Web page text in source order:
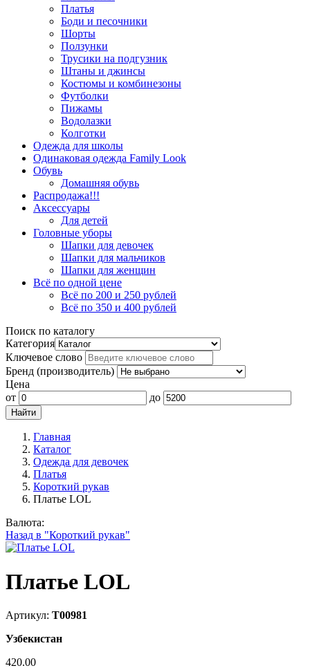
Платья
Боди и песочники
Шорты
Ползунки
Трусики на подгузник
Штаны и джинсы
Костюмы и комбинезоны
Футболки
Пижамы
Водолазки
Колготки
Одежда для школы
Одинаковая одежда Family Look
Обувь
Домашняя обувь
Распродажа!!!
Аксессуары
Для детей
Головные уборы
Шапки для девочек
Шапки для мальчиков
Шапки для женщин
Всё по одной цене
Всё по 200 и 250 рублей
Всё по 350 и 400 рублей
Поиск по каталогу
Категория
Ключевое слово
Бренд (производитель)
Цена
от
до
Главная
Каталог
Одежда для девочек
Платья
Короткий рукав
Платье LOL
Валюта:
Назад в "Короткий рукав"
Платье LOL
Артикул: Т00981
Узбекистан
420.00